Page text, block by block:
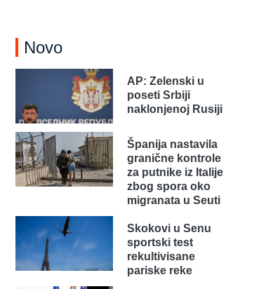
Novo
AP: Zelenski u
poseti Srbiji
naklonjenoj Rusiji
Španija nastavila
granične kontrole
za putnike iz Italije
zbog spora oko
migranata u Seuti
Skokovi u Senu
sportski test
rekultivisane
pariske reke